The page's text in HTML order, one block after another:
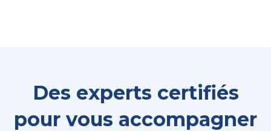
Des experts certifiés
pour vous accompagner